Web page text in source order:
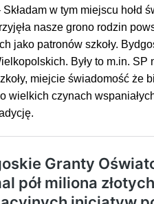
w tym miejscu hołd
nasze grono rodzin
jako patronów szkoły.
Były to m.in.
miejcie świadomość że
czynach